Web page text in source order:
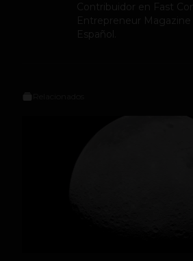
Contribuidor en Fast
Entrepreneur Magazine
Español.